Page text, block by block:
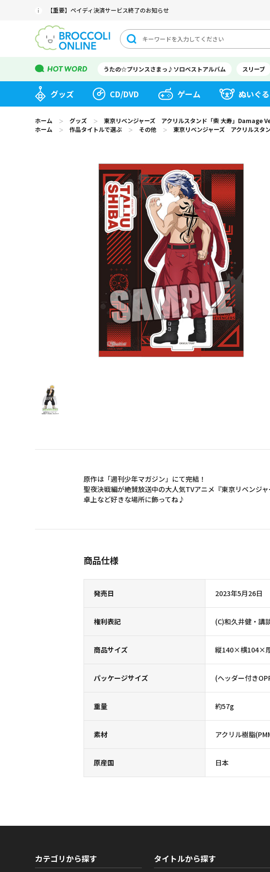
【重要】ペイディ決済サービス終了のお知らせ
うたの☆プリンスさまっ♪ソロベストアルバム スリーブ
グッズ CD/DVD ゲーム ぬいぐ
ホーム ＞ グッズ ＞
東京リベンジャーズ アクリルスタンド「柴 大寿」Damage
ホーム
＞ 作品タイトルで選ぶ ＞ その他 ＞ 東京リベンジャーズ アクリルスタ
原作は「週刊少年マガジン」にて完結！
聖夜決戦編が絶賛放送中の大人気TVアニメ『東京リベンジ
卓上など好きな場所に飾ってね♪
商品仕様
発売日 2023年5月26日
権利表記 (C)和久井健・講
商品サイズ 縦140×横104×
パッケージサイズ (ヘッダー付き
重量 約57g
素材 アクリル樹脂
原産国 日本
カテゴリから探す タイトルから探す